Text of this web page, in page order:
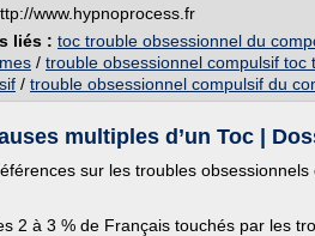
www.hypnoprocess.fr
liés : toc trouble obsessionnel du
/ trouble obsessionnel compulsif toc
/ trouble obsessionnel compulsif du
multiples d’un Toc |
sur les troubles obsessionnels
2 à 3 % de Français touchés par les